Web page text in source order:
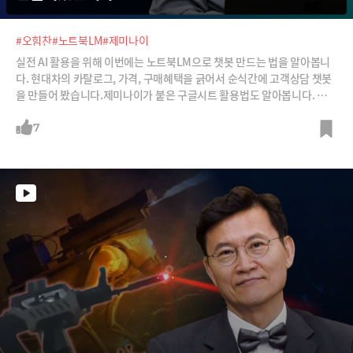
#오힘찬#노트북LM#제미나이
실전 AI 활용을 위해 이번에는 노트북LM으로 챗봇 만드는 법을 알아봅니
다. 현대차의 카탈로그, 가격, 구매혜택을 긁어서 순식간에 고객상담 챗봇
을 만들어 봤습니다.제미나이가 붙은 구글시트 활용법도 알아봅니다. 제품
안을 만들어달라고 하면 한 시티 안에서 순식간에 만들어주고 바로 업로드
7